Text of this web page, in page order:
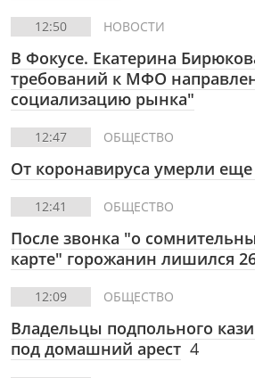
12:50 НОВОСТИ
В Фокусе. Екатерина
требований к МФО
социализацию рынка"
12:47 ОБЩЕСТВО
От коронавируса умерли
12:41 ОБЩЕСТВО
После звонка "о
карте" горожанин лишился
12:09 ОБЩЕСТВО
Владельцы подпольного
под домашний арест 4